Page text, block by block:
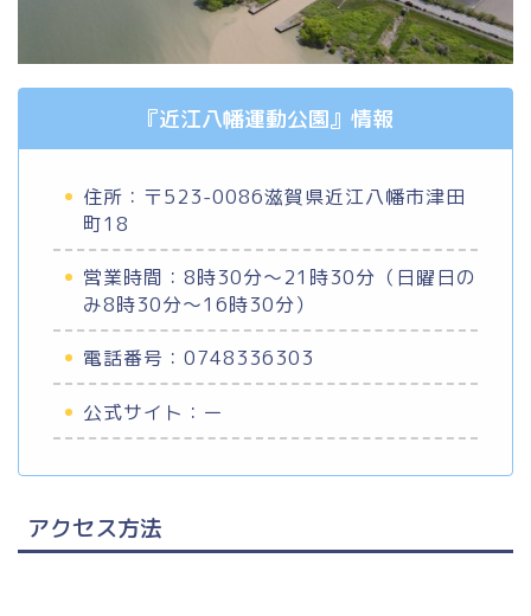
『近江八幡運動公園』情報
住所：〒523-0086滋賀県近江八幡市津田
町18
営業時間：8時30分～21時30分（日曜日の
み8時30分～16時30分）
電話番号：0748336303
公式サイト：ー
アクセス方法